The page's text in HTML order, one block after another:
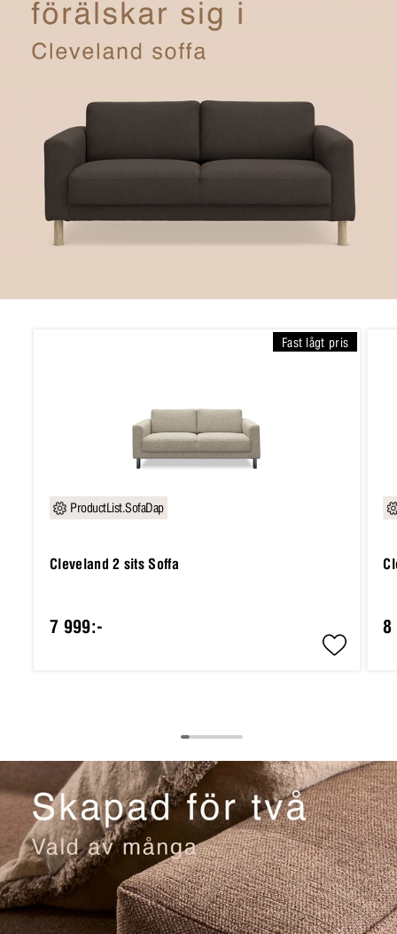
Fast lågt pris
ProductList.SofaDap
Cleveland 2 sits Soffa
7 999:- 8